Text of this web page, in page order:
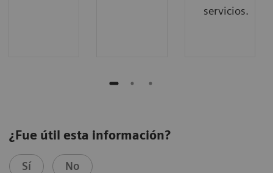
servicios.
¿Fue útil esta información?
Sí No